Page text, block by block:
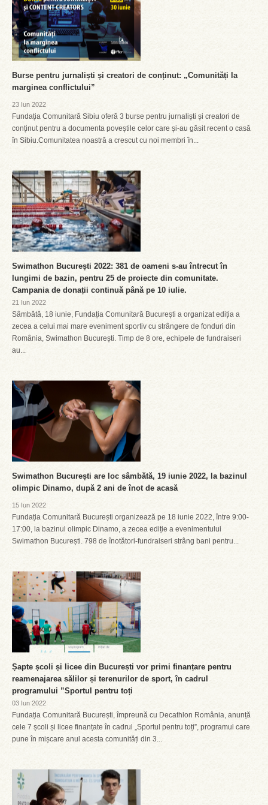
Burse pentru jurnaliști și creatori de conținut: „Comunități la
marginea conflictului”
23 Iun 2022
Fundația Comunitară Sibiu oferă 3 burse pentru jurnaliști și creatori de
conținut pentru a documenta poveștile celor care și-au găsit recent o casă
în Sibiu.Comunitatea noastră a crescut cu noi membri în...
Swimathon București 2022: 381 de oameni s-au întrecut în
lungimi de bazin, pentru 25 de proiecte din comunitate.
Campania de donații continuă până pe 10 iulie.
21 Iun 2022
Sâmbătă, 18 iunie, Fundația Comunitară București a organizat ediția a
zecea a celui mai mare eveniment sportiv cu strângere de fonduri din
România, Swimathon București. Timp de 8 ore, echipele de fundraiseri
au...
Swimathon București are loc sâmbătă, 19 iunie 2022, la bazinul
olimpic Dinamo, după 2 ani de înot de acasă
15 Iun 2022
Fundația Comunitară București organizează pe 18 iunie 2022, între 9:00-
17:00, la bazinul olimpic Dinamo, a zecea ediție a evenimentului
Swimathon București. 798 de înotători-fundraiseri strâng bani pentru...
Șapte școli și licee din București vor primi finanțare pentru
reamenajarea sălilor și terenurilor de sport, în cadrul
programului ”Sportul pentru toți
03 Iun 2022
Fundația Comunitară București, împreună cu Decathlon România, anunță
cele 7 școli și licee finanțate în cadrul „Sportul pentru toți”, programul care
pune în mișcare anul acesta comunități din 3...